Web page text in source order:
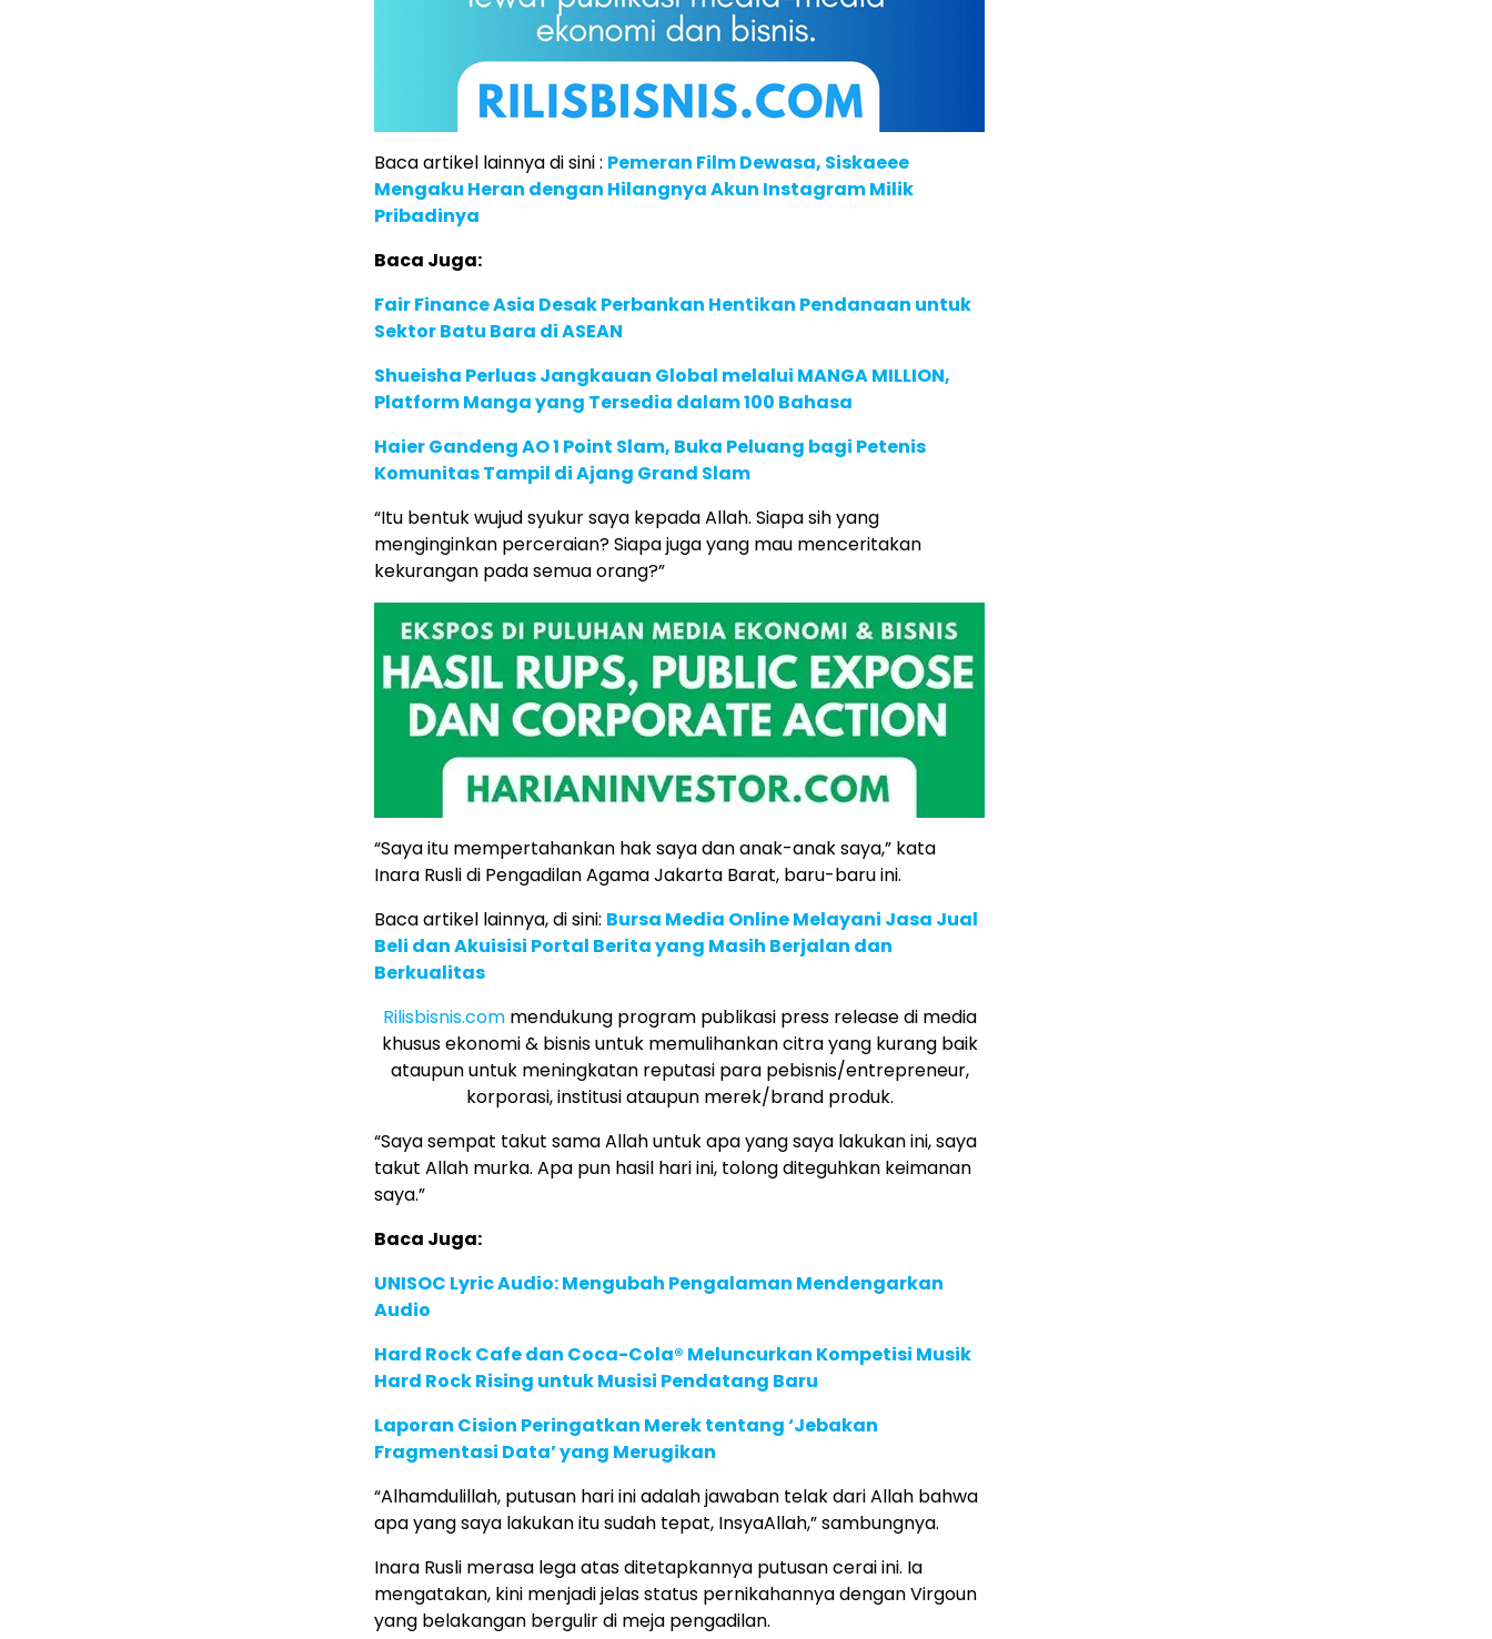
Baca artikel lainnya di sini : Pemeran Film Dewasa, Siskaeee
Mengaku Heran dengan Hilangnya Akun Instagram Milik
Pribadinya
Baca Juga:
Fair Finance Asia Desak Perbankan Hentikan Pendanaan untuk
Sektor Batu Bara di ASEAN
Shueisha Perluas Jangkauan Global melalui MANGA MILLION,
Platform Manga yang Tersedia dalam 100 Bahasa
Haier Gandeng AO 1 Point Slam, Buka Peluang bagi Petenis
Komunitas Tampil di Ajang Grand Slam
“Itu bentuk wujud syukur saya kepada Allah. Siapa sih yang
menginginkan perceraian? Siapa juga yang mau menceritakan
kekurangan pada semua orang?”
“Saya itu mempertahankan hak saya dan anak-anak saya,” kata
Inara Rusli di Pengadilan Agama Jakarta Barat, baru-baru ini.
Baca artikel lainnya, di sini: Bursa Media Online Melayani Jasa Jual
Beli dan Akuisisi Portal Berita yang Masih Berjalan dan
Berkualitas
Rilisbisnis.commendukung program publikasi press release di media
khusus ekonomi & bisnis untuk memulihankan citra yang kurang baik
ataupun untuk meningkatan reputasi para pebisnis/entrepreneur,
korporasi, institusi ataupun merek/brand produk.
“Saya sempat takut sama Allah untuk apa yang saya lakukan ini, saya
takut Allah murka. Apa pun hasil hari ini, tolong diteguhkan keimanan
saya.”
Baca Juga:
UNISOC Lyric Audio: Mengubah Pengalaman Mendengarkan
Audio
Hard Rock Cafe dan Coca-Cola® Meluncurkan Kompetisi Musik
Hard Rock Rising untuk Musisi Pendatang Baru
Laporan Cision Peringatkan Merek tentang ‘Jebakan
Fragmentasi Data’ yang Merugikan
“Alhamdulillah, putusan hari ini adalah jawaban telak dari Allah bahwa
apa yang saya lakukan itu sudah tepat, InsyaAllah,” sambungnya.
Inara Rusli merasa lega atas ditetapkannya putusan cerai ini. Ia
mengatakan, kini menjadi jelas status pernikahannya dengan Virgoun
yang belakangan bergulir di meja pengadilan.